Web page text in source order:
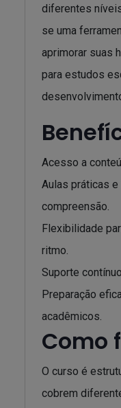
diferentes
se uma
aprimorar suas
para estudos
Acesso a
Aulas práticas
compreensão.
Flexibilidade
ritmo.
Suporte
Preparação
acadêmicos.
Como
O curso é
cobrem